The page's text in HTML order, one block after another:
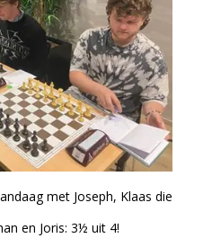
met Joseph, Klaas die
en Joris: 3½ uit 4!